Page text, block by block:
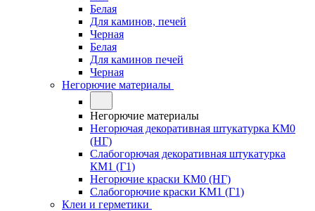
Белая
Для каминов, печей
Черная
Белая
Для каминов печей
Черная
Негорючие материалы
Негорючие материалы
Негорючая декоративная штукатурка КМ0
(НГ)
Слабогорючая декоративная штукатурка
КМ1 (Г1)
Негорючие краски КМ0 (НГ)
Слабогорючие краски КМ1 (Г1)
Клеи и герметики